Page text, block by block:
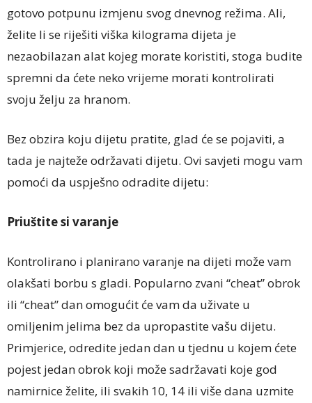
gotovo potpunu izmjenu svog dnevnog režima. Ali,
želite li se riješiti viška kilograma dijeta je
nezaobilazan alat kojeg morate koristiti, stoga budite
spremni da ćete neko vrijeme morati kontrolirati
svoju želju za hranom.
Bez obzira koju dijetu pratite, glad će se pojaviti, a
tada je najteže održavati dijetu. Ovi savjeti mogu vam
pomoći da uspješno odradite dijetu:
Priuštite si varanje
Kontrolirano i planirano varanje na dijeti može vam
olakšati borbu s gladi. Popularno zvani “cheat” obrok
ili “cheat” dan omogućit će vam da uživate u
omiljenim jelima bez da upropastite vašu dijetu.
Primjerice, odredite jedan dan u tjednu u kojem ćete
pojest jedan obrok koji može sadržavati koje god
namirnice želite, ili svakih 10, 14 ili više dana uzmite